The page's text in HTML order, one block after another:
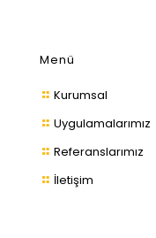
Menü
Kurumsal
Uygulamalarımız
Referanslarımız
İletişim